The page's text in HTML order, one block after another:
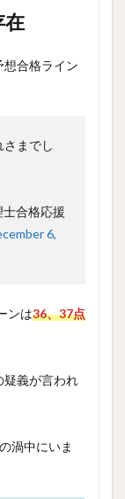
在
想合格ライン
までし
合格応援
6,
ンは36、37点
疑義が言われ
渦中にいま